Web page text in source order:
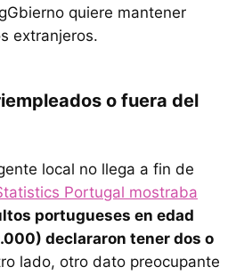
quiere mantener
extranjeros.
o fuera del
local no llega a fin de
Portugal mostraba
portugueses en edad
declararon tener dos o
lado, otro dato preocupante